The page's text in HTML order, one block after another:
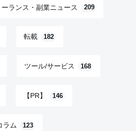
ランス・副業ニュース 209
転載 182
ツール/サービス 168
【PR】 146
ラム 123